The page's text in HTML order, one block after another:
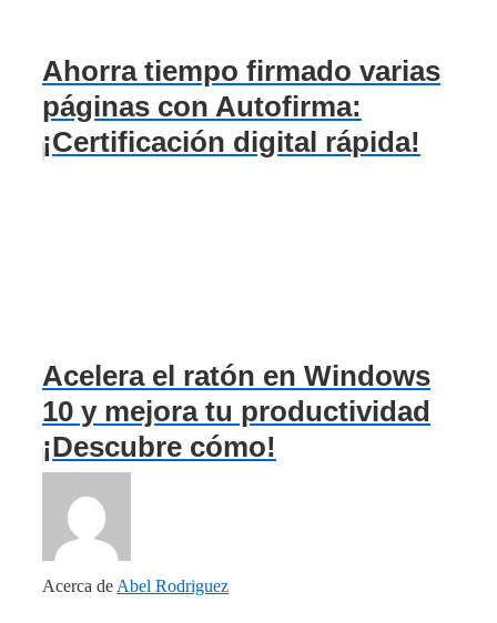
Ahorra tiempo firmado varias
páginas con Autofirma:
¡Certificación digital rápida!
Acelera el ratón en Windows
10 y mejora tu productividad
¡Descubre cómo!
Acerca de Abel Rodriguez